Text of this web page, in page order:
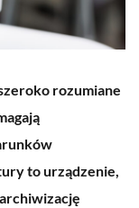
rozumiane
to urządzenie,